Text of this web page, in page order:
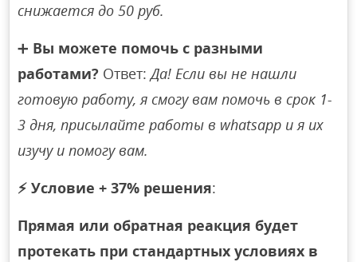
снижается до 50 руб.
➕ Вы можете помочь с разными
работами? Ответ:Да! Если вы не нашли
готовую работу, я смогу вам помочь в срок 1-
3 дня, присылайте работы в whatsapp и я их
изучу и помогу вам.
⚡ Условие + 37% решения:
Прямая или обратная реакция будет
протекать при стандартных условиях в